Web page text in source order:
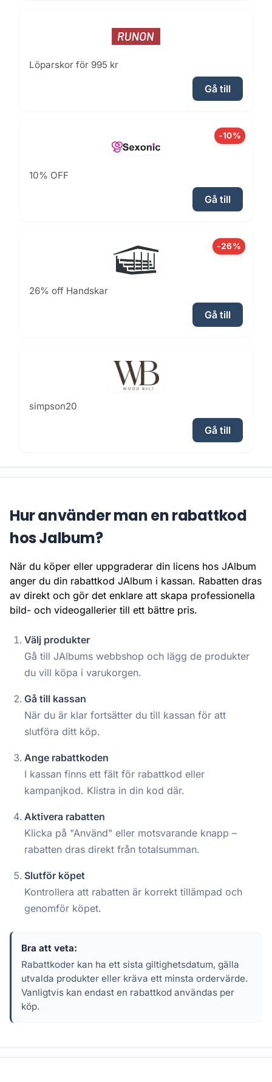
Löparskor för 995 kr
Gå till
-10%
10% OFF
Gå till
-26%
26% off Handskar
Gå till
simpson20
Gå till
Hur använder man en rabattkod
hos Jalbum?
När du köper eller uppgraderar din licens hos JAlbum
anger du din rabattkod JAlbum i kassan. Rabatten dras
av direkt och gör det enklare att skapa professionella
bild- och videogallerier till ett bättre pris.
Välj produkter
Gå till JAlbums webbshop och lägg de produkter
du vill köpa i varukorgen.
Gå till kassan
När du är klar fortsätter du till kassan för att
slutföra ditt köp.
Ange rabattkoden
I kassan finns ett fält för rabattkod eller
kampanjkod. Klistra in din kod där.
Aktivera rabatten
Klicka på "Använd" eller motsvarande knapp –
rabatten dras direkt från totalsumman.
Slutför köpet
Kontrollera att rabatten är korrekt tillämpad och
genomför köpet.
Bra att veta:
Rabattkoder kan ha ett sista giltighetsdatum, gälla
utvalda produkter eller kräva ett minsta ordervärde.
Vanligtvis kan endast en rabattkod användas per
köp.